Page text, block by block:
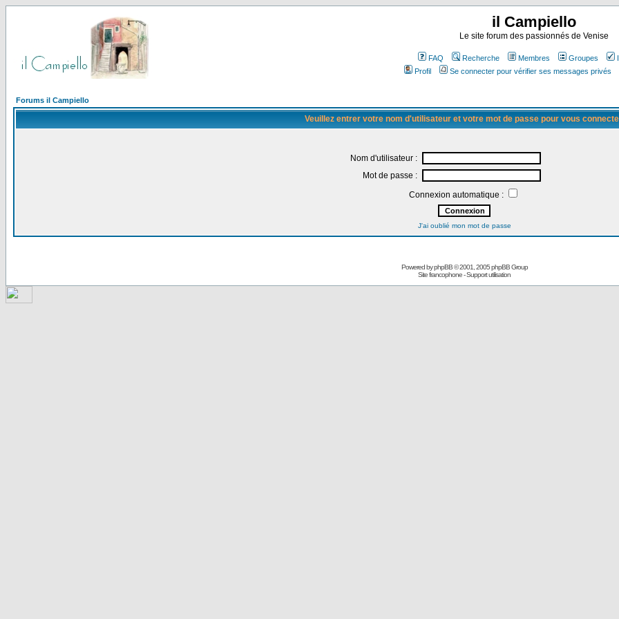
il Campiello
Le site forum des passionnés de Venise
FAQ Recherche Membres Groupes
Profil
Se connecter pour vérifier ses messages privés
Forums il Campiello
Veuillez entrer votre nom d'utilisateur et votre mot de passe pour vous
Nom d'utilisateur :
Mot de passe :
Connexion automatique :
J'ai oublié mon mot de passe
Powered byphpBB© 2001, 2005 phpBB Group
Site francophone-Support utilisation